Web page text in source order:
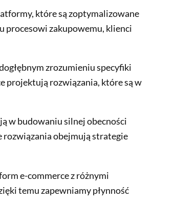
które są zoptymalizowane
zakupowemu, klienci
zrozumieniu specyfiki
projektują rozwiązania, które są w
w budowaniu silnej obecności
rozwiązania obejmują strategie
e-commerce z różnymi
temu zapewniamy płynność